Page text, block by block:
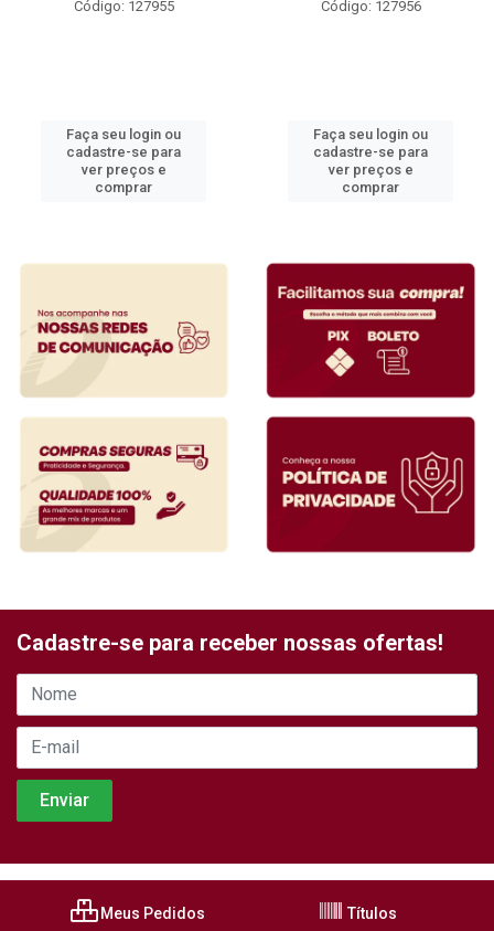
Código: 127955
Faça seu login ou
cadastre-se para
ver preços e
comprar
Código: 127956
Faça seu login ou
cadastre-se para
ver preços e
comprar
Cadastre-se para receber nossas ofertas!
Meus Pedidos Títulos